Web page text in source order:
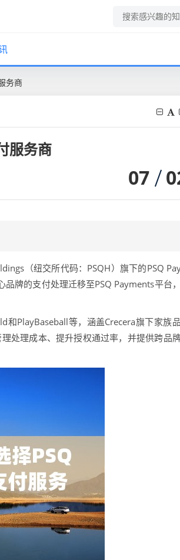
务商
服务商
07
（纽交所代码：PSQH）旗下的PSQ
牌的支付处理迁移至PSQ Payments平台，
PlayBaseball等，涵盖Crecera旗下家族品
处理成本、提升授权通过率，并提供跨品